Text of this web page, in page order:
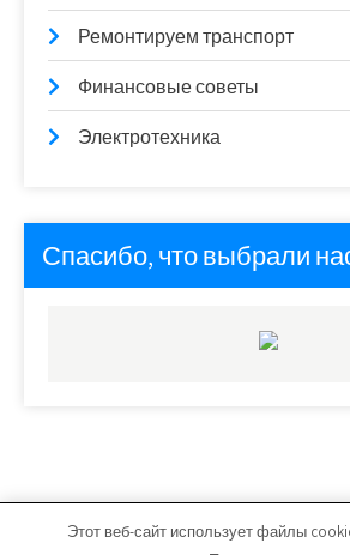
Ремонтируем транспорт
Финансовые советы
Электротехника
Спасибо, что выбрали
autoexclusive78.ru - Работает
Этот веб-сайт использует файлы